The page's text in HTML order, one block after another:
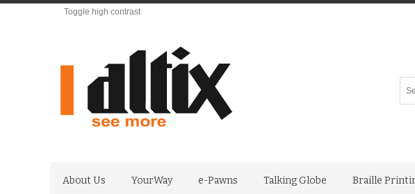
Toggle high contrast
About Us YourWay e-Pawns Talking Globe Braille